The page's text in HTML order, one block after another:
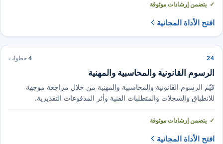
يتضمن إرشادات موثوقة
افتح الأداة المجانية
24
4خطوات
الرسوم القانونية والمحاسبية والمهنية
قيّم الرسوم القانونية والمحاسبية والمهنية من خلال مراجعة موجهة
للانطباق والسجلات والمتطلبات الفنية وأثر المدفوعات التقديرية.
يتضمن إرشادات موثوقة
افتح الأداة المجانية